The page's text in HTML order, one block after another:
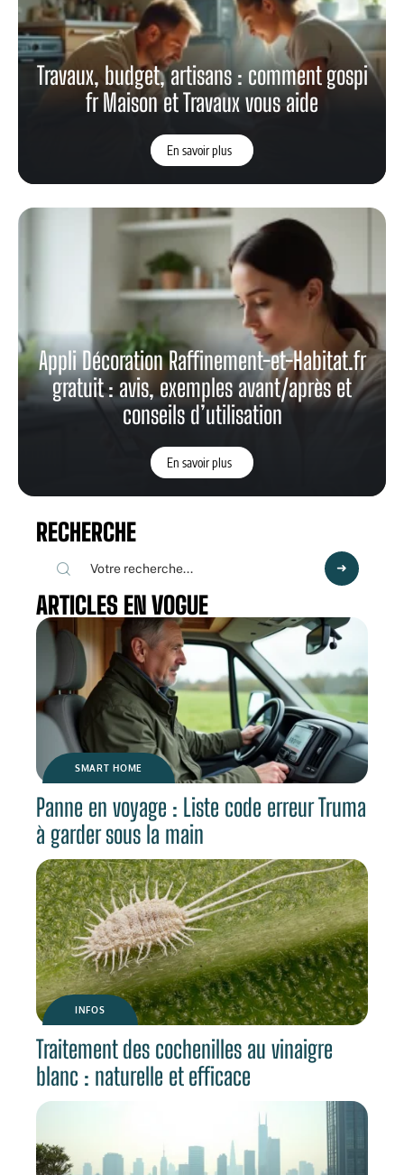
Travaux, budget, artisans : comment gospi
fr Maison et Travaux vous aide
En savoir plus
Appli Décoration Raffinement-et-Habitat.fr
gratuit : avis, exemples avant/après et
conseils d’utilisation
En savoir plus
RECHERCHE
ARTICLES EN VOGUE
SMART HOME
Panne en voyage : Liste code erreur Truma
à garder sous la main
INFOS
Traitement des cochenilles au vinaigre
blanc : naturelle et efficace